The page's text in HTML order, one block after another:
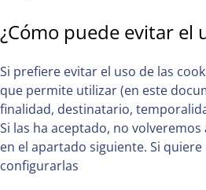
¿Cómo puede evitar el
Si prefiere evitar el uso de las
que permite utilizar (en este
finalidad, destinatario,
Si las ha aceptado, no
en el apartado siguiente. Si
configurarlas